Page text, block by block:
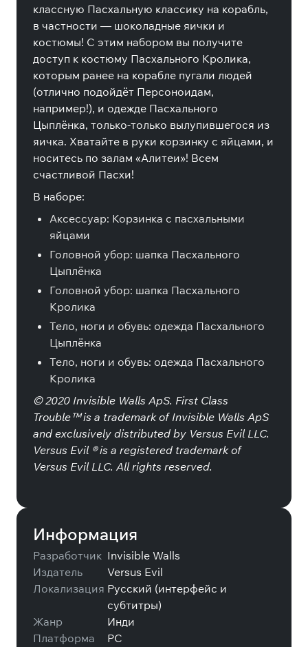
классную Пасхальную классику на корабль,
в частности — шоколадные яички и
костюмы! С этим набором вы получите
доступ к костюму Пасхального Кролика,
которым ранее на корабле пугали людей
(отлично подойдёт Персоноидам,
например!), и одежде Пасхального
Цыплёнка, только-только вылупившегося из
яичка. Хватайте в руки корзинку с яйцами, и
носитесь по залам «Алитеи»! Всем
счастливой Пасхи!
В наборе:
Аксессуар: Корзинка с пасхальными
яйцами
Головной убор: шапка Пасхального
Цыплёнка
Головной убор: шапка Пасхального
Кролика
Тело, ноги и обувь: одежда Пасхального
Цыплёнка
Тело, ноги и обувь: одежда Пасхального
Кролика
© 2020 Invisible Walls ApS. First Class
Trouble™ is a trademark of Invisible Walls ApS
and exclusively distributed by Versus Evil LLC.
Versus Evil ® is a registered trademark of
Versus Evil LLC. All rights reserved.
Информация
Разработчик Invisible Walls
Издатель
Versus Evil
Локализация Русский (интерфейс и
субтитры)
Жанр
Инди
Платформа
PC